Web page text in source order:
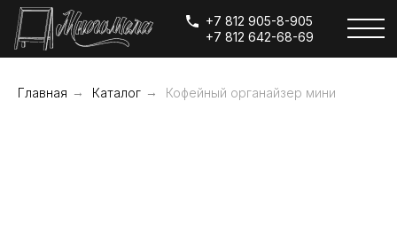
+7 812 905-8-905
+7 812 642-68-69
Главная → Каталог → Кофейный органайзер мини